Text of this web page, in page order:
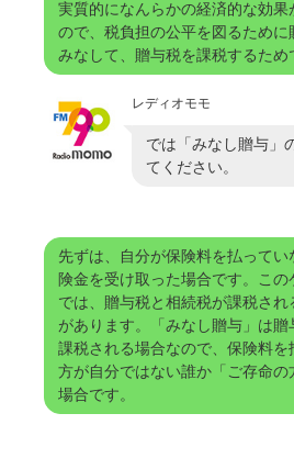
実質的になんらかの経済的な効果
ので、税負担の公平を図るために
みなして、贈与税を課税するため
レディオモモ
では「みなし贈与」
てください。
先ずは、自分が保険料を払ってい
険金を受け取った場合です。この
では、贈与税と相続税が課税され
があります。「みなし贈与」は贈
課税される場合なので、保険料を
方が自分ではない誰か「ご存命の
場合です。